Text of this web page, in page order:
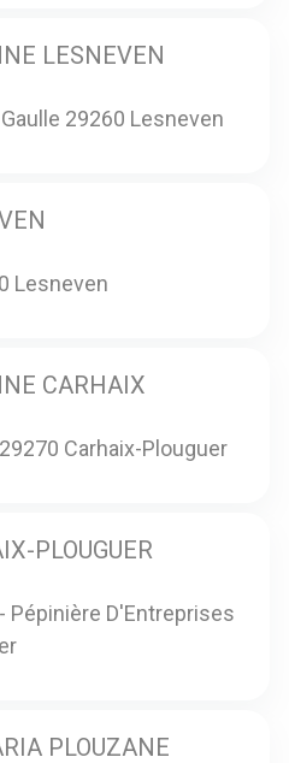
LESNEVEN
29260 Lesneven
Lesneven
CARHAIX
Carhaix-Plouguer
PLOUGUER
Pépinière D'Entreprises
PLOUZANE